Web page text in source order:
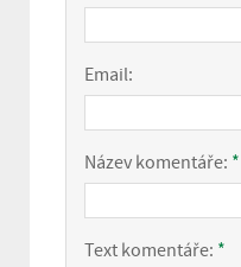
Email:
Název komentáře: *
Text komentáře: *